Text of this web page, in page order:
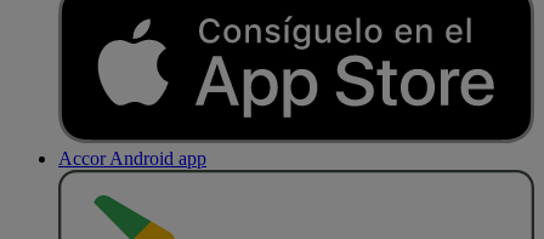
Accor Android app